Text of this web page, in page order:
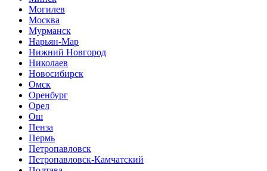
Могилев
Москва
Мурманск
Нарьян-Мар
Нижний Новгород
Николаев
Новосибирск
Омск
Оренбург
Орел
Ош
Пенза
Пермь
Петропавловск
Петропавловск-Камчатский